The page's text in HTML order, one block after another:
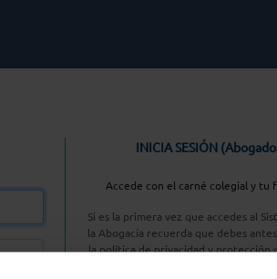
INICIA SESIÓN
Accede con el carné colegial y tu
Si es la primera vez que accedes al
la Abogacía recuerda que debes
la política de privacidad y protección